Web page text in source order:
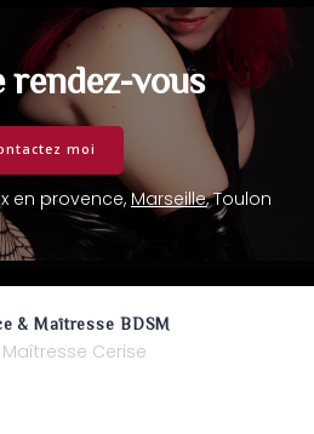
rendez-vous
moi
en provence, Marseille, Toulon
& Maîtresse BDSM
Cerise